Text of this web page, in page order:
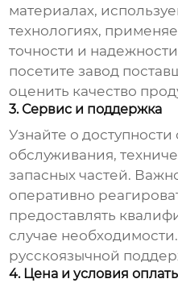
материалах,
технологиях,
точности и
посетите завод
оценить качество
3. Сервис и поддержка
Узнайте о
обслуживания,
запасных частей.
оперативно
предоставлять
случае
русскоязычной
4. Цена и условия